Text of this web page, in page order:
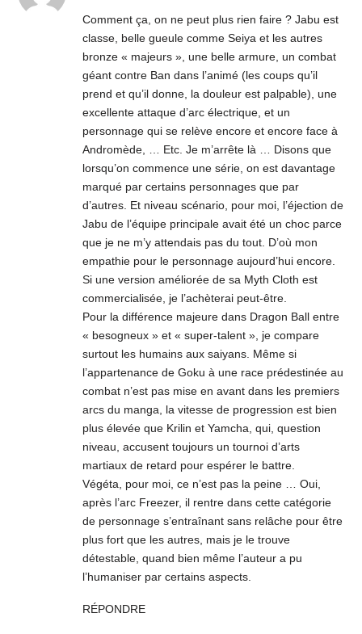
Comment ça, on ne peut plus rien faire ? Jabu est
classe, belle gueule comme Seiya et les autres
bronze « majeurs », une belle armure, un combat
géant contre Ban dans l’animé (les coups qu’il
prend et qu’il donne, la douleur est palpable), une
excellente attaque d’arc électrique, et un
personnage qui se relève encore et encore face à
Andromède, … Etc. Je m’arrête là … Disons que
lorsqu’on commence une série, on est davantage
marqué par certains personnages que par
d’autres. Et niveau scénario, pour moi, l’éjection de
Jabu de l’équipe principale avait été un choc parce
que je ne m’y attendais pas du tout. D’où mon
empathie pour le personnage aujourd’hui encore.
Si une version améliorée de sa Myth Cloth est
commercialisée, je l’achèterai peut-être.
Pour la différence majeure dans Dragon Ball entre
« besogneux » et « super-talent », je compare
surtout les humains aux saiyans. Même si
l’appartenance de Goku à une race prédestinée au
combat n’est pas mise en avant dans les premiers
arcs du manga, la vitesse de progression est bien
plus élevée que Krilin et Yamcha, qui, question
niveau, accusent toujours un tournoi d’arts
martiaux de retard pour espérer le battre.
Végéta, pour moi, ce n’est pas la peine … Oui,
après l’arc Freezer, il rentre dans cette catégorie
de personnage s’entraînant sans relâche pour être
plus fort que les autres, mais je le trouve
détestable, quand bien même l’auteur a pu
l’humaniser par certains aspects.
RÉPONDRE